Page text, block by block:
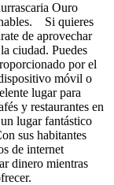
Ouro
Si quieres
de aprovechar
ciudad. Puedes
por el
móvil o
lugar para
y restaurantes en
lugar fantástico
sus habitantes
de internet
dinero mientras